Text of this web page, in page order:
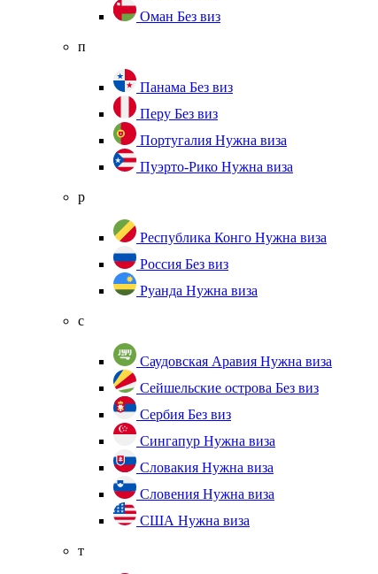
Оман Без виз
п
Панама Без виз
Перу Без виз
Португалия Нужна виза
Пуэрто-Рико Нужна виза
р
Республика Конго Нужна виза
Россия Без виз
Руанда Нужна виза
с
Саудовская Аравия Нужна виза
Сейшельские острова Без виз
Сербия Без виз
Сингапур Нужна виза
Словакия Нужна виза
Словения Нужна виза
США Нужна виза
т